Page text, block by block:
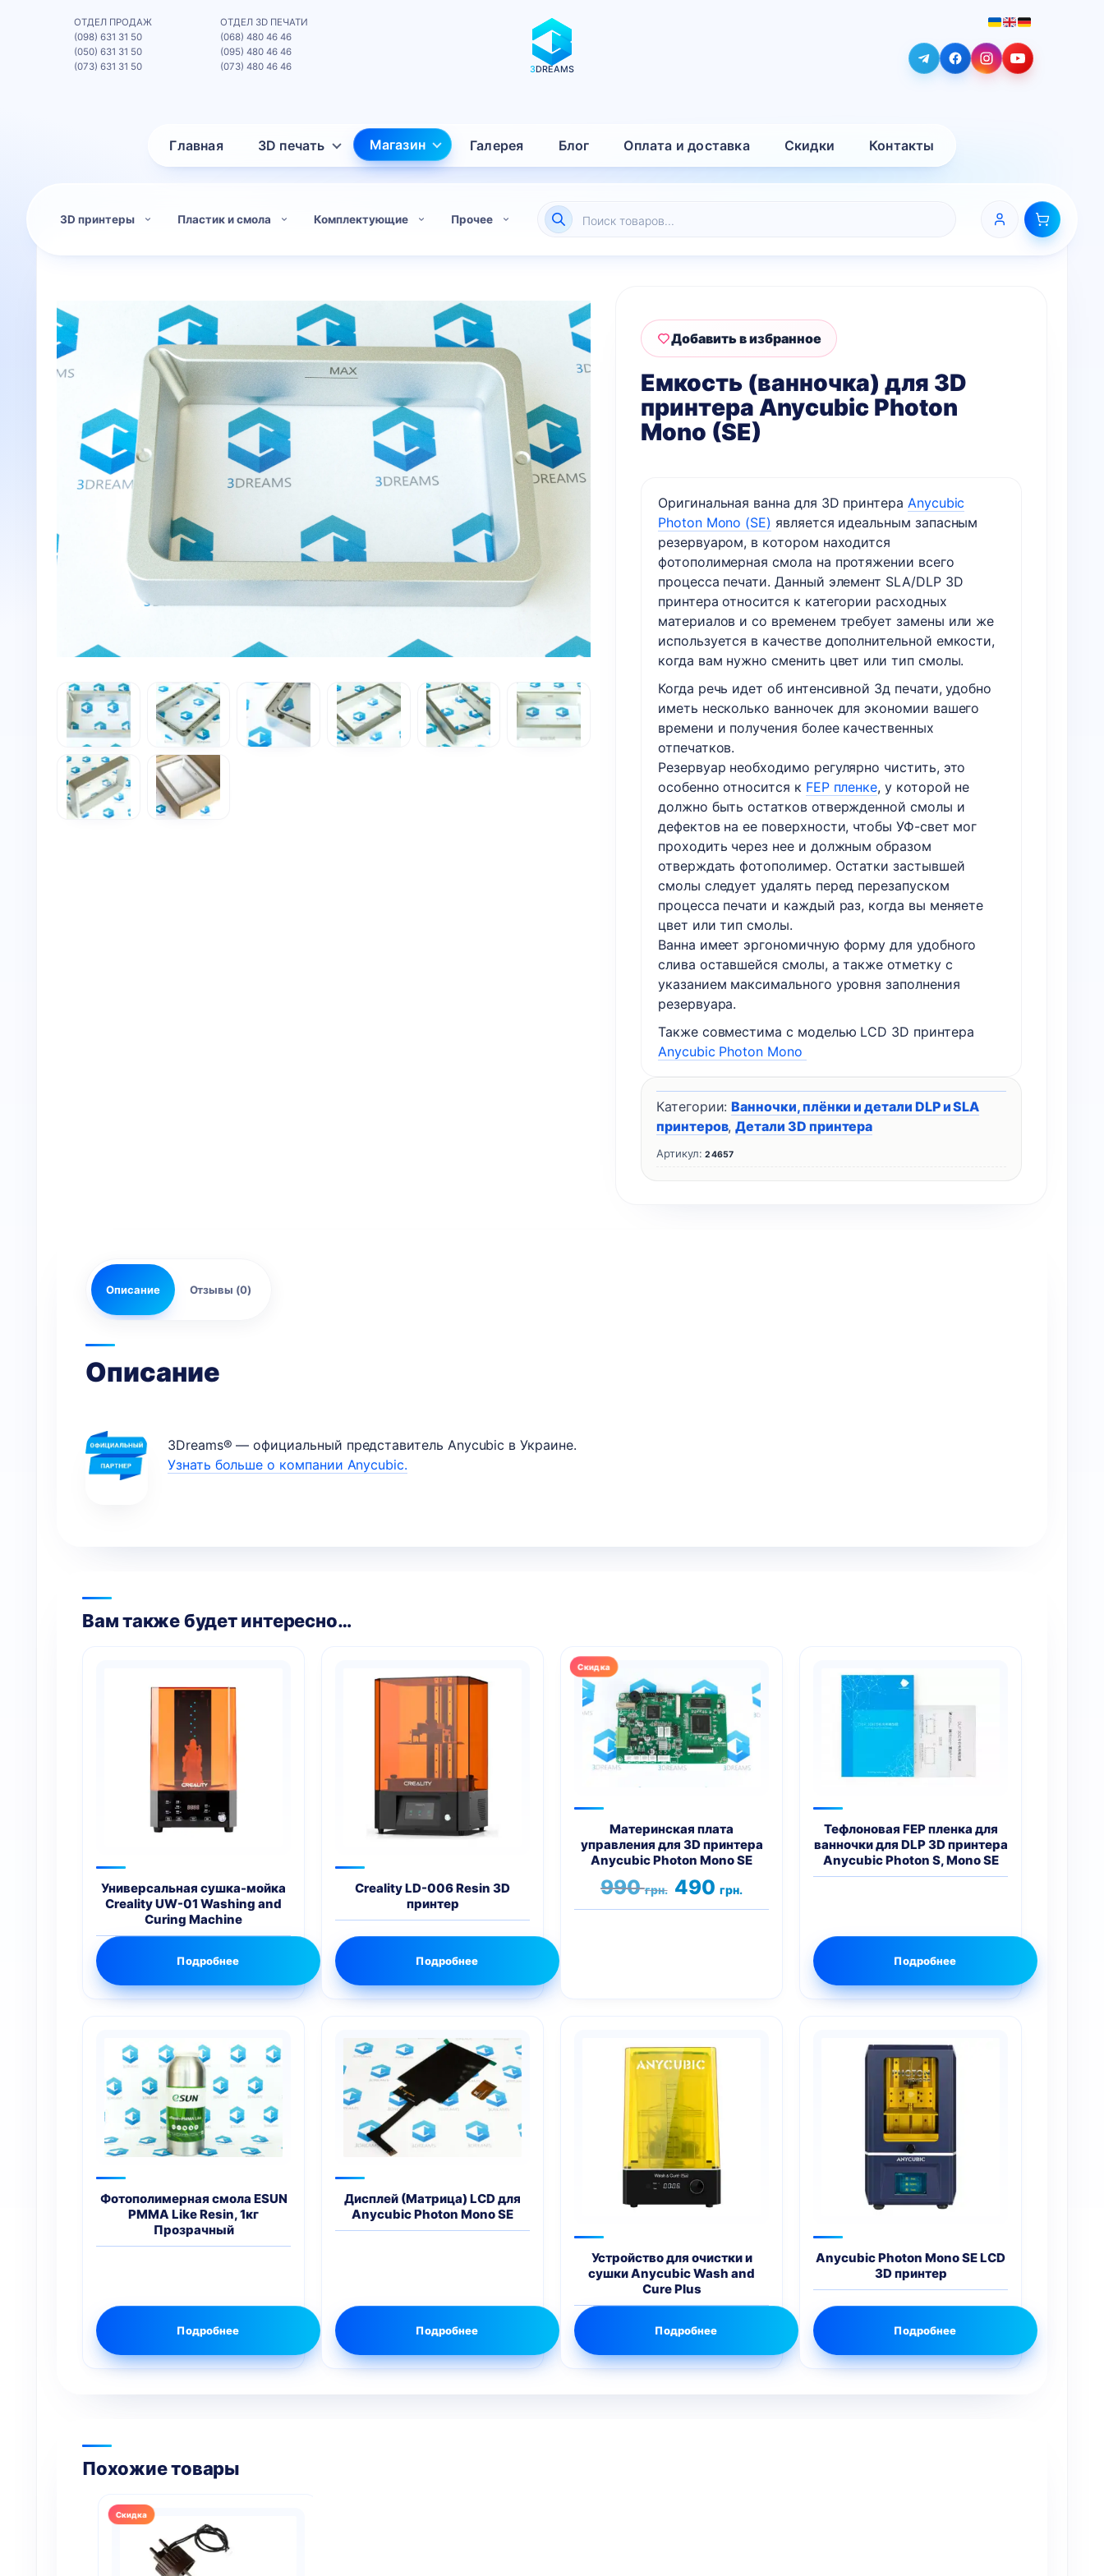
3DREAMS
Главная 3D печать Магазин Галерея Блог Оплата и доставка Скидки Контакты
ОТДЕЛ ПРОДАЖ
(098) 631 31 50
(050) 631 31 50
(073) 631 31 50
ОТДЕЛ 3D ПЕЧАТИ
(068) 480 46 46
(095) 480 46 46
(073) 480 46 46
3D принтеры Пластик и смола Комплектующие Прочее Поиск
Емкость (ванночка) для 3D
принтера Anycubic Photon
Mono (SE)
Оригинальная ванна для 3D принтера Anycubic
Photon Mono (SE) является идеальным запасным
резервуаром, в котором находится
фотополимерная смола на протяжении всего
процесса печати. Данный элемент SLA/DLP 3D
принтера относится к категории расходных
материалов и со временем требует замены или же
используется в качестве дополнительной емкости,
когда вам нужно сменить цвет или тип смолы.
Когда речь идет об интенсивной 3д печати, удобно
иметь несколько ванночек для экономии вашего
времени и получения более качественных
отпечатков.
Резервуар необходимо регулярно чистить, это
особенно относится к FEP пленке, у которой не
должно быть остатков отвержденной смолы и
дефектов на ее поверхности, чтобы УФ-свет мог
проходить через нее и должным образом
отверждать фотополимер. Остатки застывшей
смолы следует удалять перед перезапуском
процесса печати и каждый раз, когда вы меняете
цвет или тип смолы.
Ванна имеет эргономичную форму для удобного
слива оставшейся смолы, а также отметку с
указанием максимального уровня заполнения
резервуара.
Также совместима с моделью LCD 3D принтера
Anycubic Photon Mono
Добавить в избранное
Артикул:24657
Категории:Ванночки, плёнки и детали DLP и SLA
принтеров,Детали 3D принтера
Описание Отзывы (0)
Описание
3Dreams® — официальный представитель Anycubic в Украине.
Узнать больше о компании Anycubic.
Вам также будет интересно…
Универсальная сушка-мойка
Creality UW-01 Washing and
Curing Machine
Подробнее
Creality LD-006 Resin 3D
принтер
Подробнее
Материнская плата
управления для 3D принтера
Anycubic Photon Mono SE
990грн.
Первоначальная
цена
составляла
490грн.
цена:
490 грн..
Тефлоновая FEP пленка для
ванночки для DLP 3D принтера
Anycubic Photon S, Mono SE
Подробнее
Фотополимерная смола ESUN
PMMA Like Resin, 1кг
Прозрачный
Подробнее
Дисплей (Матрица) LCD для
Anycubic Photon Mono SE
Подробнее
Устройство для очистки и
сушки Anycubic Wash and
Cure Plus
Подробнее
Anycubic Photon Mono SE LCD
3D принтер
Подробнее
Похожие товары